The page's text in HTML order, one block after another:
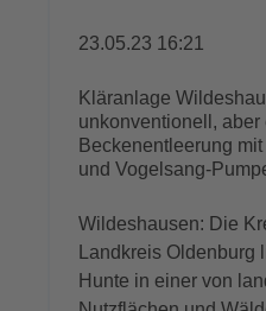
23.05.23 16:21
Kläranlage
unkonventionell, aber
Beckenentleerung
und Vogelsang-
Wildeshausen: Die
Landkreis Oldenburg
Hunte in einer von